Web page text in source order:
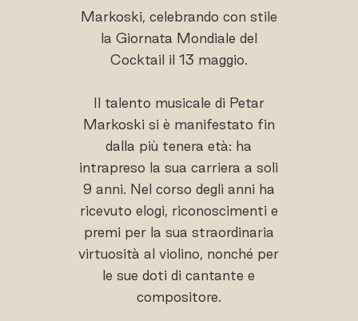
Markoski, celebrando con stile
la Giornata Mondiale del
Cocktail il 13 maggio.
Il talento musicale di Petar
Markoski si è manifestato fin
dalla più tenera età: ha
intrapreso la sua carriera a soli
9 anni. Nel corso degli anni ha
ricevuto elogi, riconoscimenti e
premi per la sua straordinaria
virtuosità al violino, nonché per
le sue doti di cantante e
compositore.